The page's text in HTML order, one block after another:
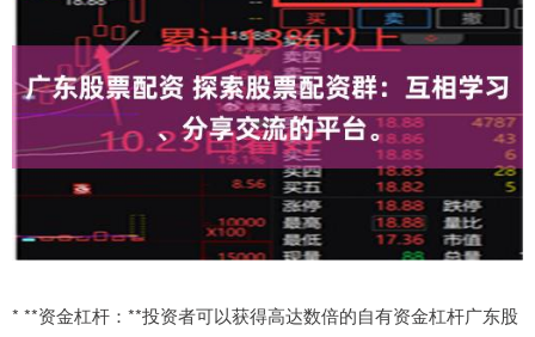
* **资金杠杆：**投资者可以获得高达数倍的自有资金杠杆广东股